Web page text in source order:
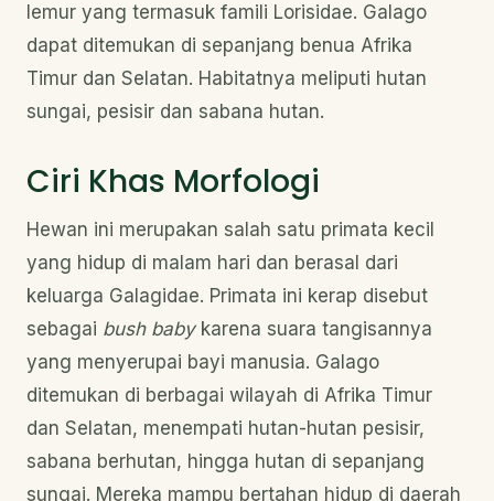
lemur yang termasuk famili Lorisidae. Galago
dapat ditemukan di sepanjang benua Afrika
Timur dan Selatan. Habitatnya meliputi hutan
sungai, pesisir dan sabana hutan.
Ciri Khas Morfologi
Hewan ini merupakan salah satu primata kecil
yang hidup di malam hari dan berasal dari
keluarga Galagidae. Primata ini kerap disebut
sebagai bush babykarena suara tangisannya
yang menyerupai bayi manusia. Galago
ditemukan di berbagai wilayah di Afrika Timur
dan Selatan, menempati hutan-hutan pesisir,
sabana berhutan, hingga hutan di sepanjang
sungai. Mereka mampu bertahan hidup di daerah